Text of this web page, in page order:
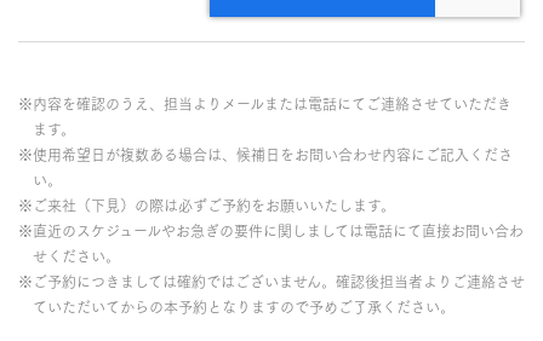
※内容を確認のうえ、担当よりメールまたは電話にてご連絡させていただき
ます。
※使用希望日が複数ある場合は、候補日をお問い合わせ内容にご記入くださ
い。
※ご来社（下見）の際は必ずご予約をお願いいたします。
※直近のスケジュールやお急ぎの要件に関しましては電話にて直接お問い合わ
せください。
※ご予約につきましては確約ではございません。確認後担当者よりご連絡させ
ていただいてからの本予約となりますので予めご了承ください。